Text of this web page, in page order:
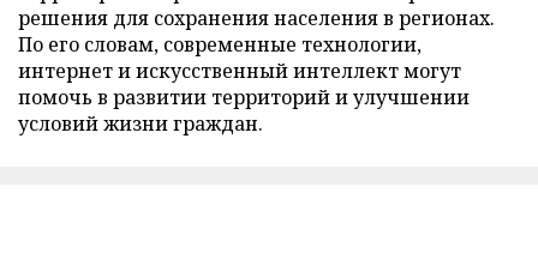
решения для сохранения населения в регионах.
По его словам, современные технологии,
интернет и искусственный интеллект могут
помочь в развитии территорий и улучшении
условий жизни граждан.